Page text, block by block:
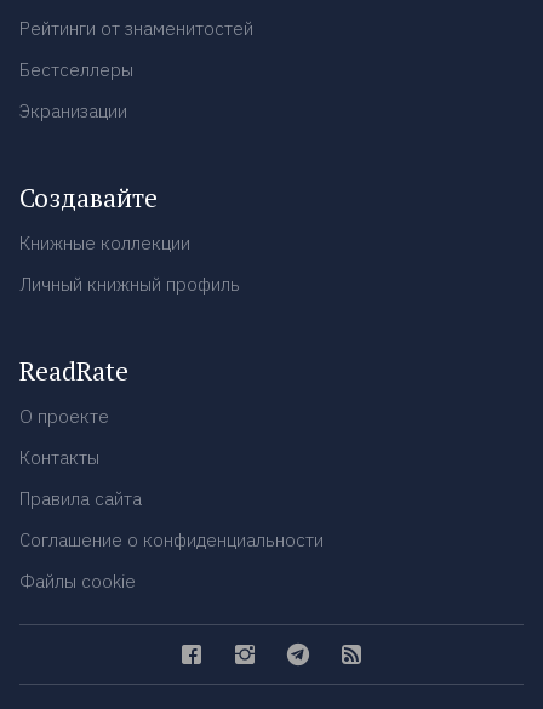
Рейтинги от знаменитостей
Бестселлеры
Экранизации
Создавайте
Книжные коллекции
Личный книжный профиль
ReadRate
О проекте
Контакты
Правила сайта
Соглашение о конфиденциальности
Файлы cookie